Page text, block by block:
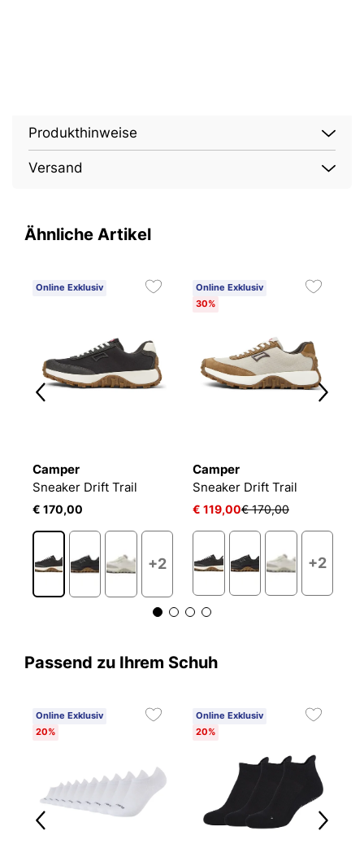
Produkthinweise
Versand
Ähnliche Artikel
Online Exklusiv
Camper
Sneaker Drift Trail
€ 170,00
+2
Online Exklusiv
30%
Camper
Sneaker Drift Trail
€ 119,00€ 170,00
+2
Passend zu Ihrem Schuh
Online Exklusiv
20%
Online Exklusiv
20%